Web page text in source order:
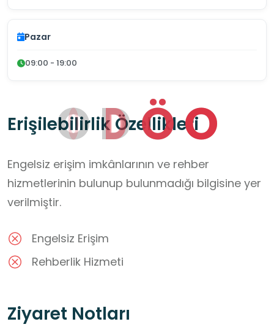
ODÖO
Pazar
09:00 - 19:00
Erişilebilirlik Özellikleri
Engelsiz erişim imkânlarının ve rehber
hizmetlerinin bulunup bulunmadığı bilgisine yer
verilmiştir.
Engelsiz Erişim
Rehberlik Hizmeti
Ziyaret Notları